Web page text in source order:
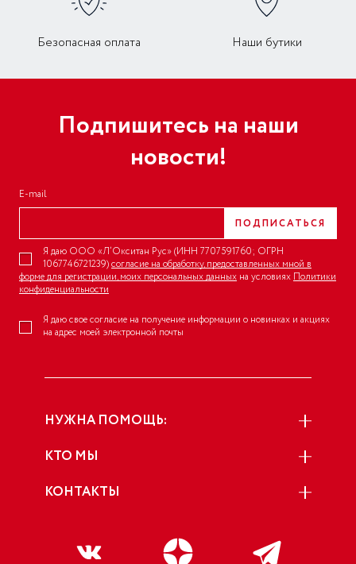
Безопасная оплата Наши бутики
Подпишитесь на наши
новости!
E-mail
ПОДПИСАТЬСЯ
Я даю ООО «Л’Окситан Рус» (ИНН 7707591760; ОГРН
1067746721239)согласие на обработку, предоставленных мной в
форме для регистрации, моих персональных данных на условиях Политики
конфиденциальности
Я даю свое согласие на получение информации о новинках и акциях
на адрес моей электронной почты
НУЖНА ПОМОЩЬ:
КТО МЫ
КОНТАКТЫ